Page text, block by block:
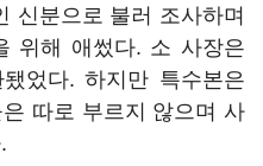
신분으로 불러 조사하며
위해 애썼다. 소 사장은
었다. 하지만 특수본은
따로 부르지 않으며 사